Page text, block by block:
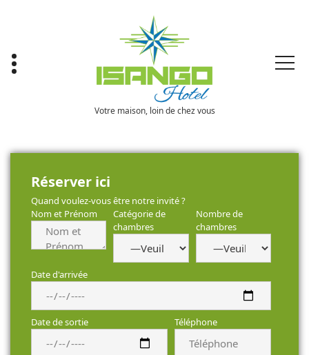
Votre maison, loin de chez vous
Réserver ici
Quand voulez-vous être notre invité ?
Nom et Prénom
Catégorie de
chambres
Nombre de
chambres
Date d'arrivée
Date de sortie Téléphone